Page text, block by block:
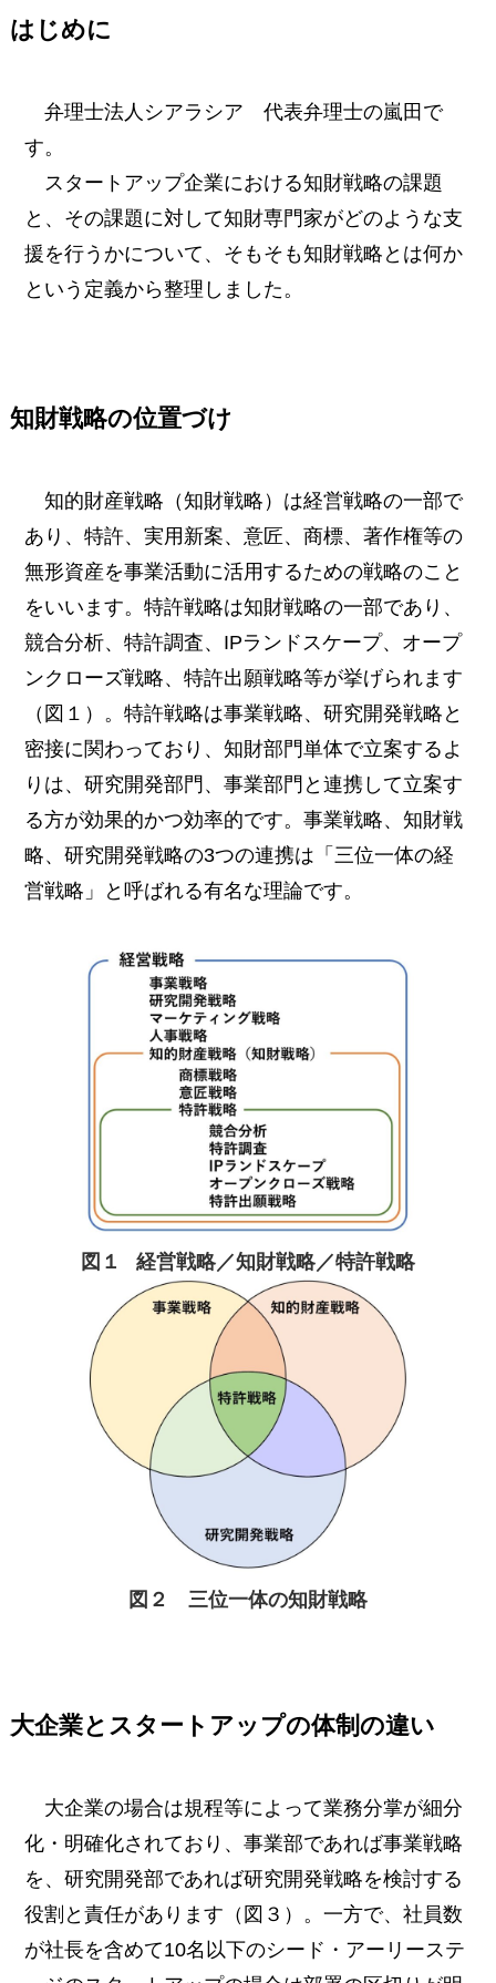
はじめに
弁理士法人シアラシア 代表弁理士の嵐田で
す。
スタートアップ企業における知財戦略の課題
と、その課題に対して知財専門家がどのような支
援を行うかについて、そもそも知財戦略とは何か
という定義から整理しました。
知財戦略の位置づけ
知的財産戦略（知財戦略）は経営戦略の一部で
あり、特許、実用新案、意匠、商標、著作権等の
無形資産を事業活動に活用するための戦略のこと
をいいます。特許戦略は知財戦略の一部であり、
競合分析、特許調査、IPランドスケープ、オープ
ンクローズ戦略、特許出願戦略等が挙げられます
（図１）。特許戦略は事業戦略、研究開発戦略と
密接に関わっており、知財部門単体で立案するよ
りは、研究開発部門、事業部門と連携して立案す
る方が効果的かつ効率的です。事業戦略、知財戦
略、研究開発戦略の3つの連携は「三位一体の経
営戦略」と呼ばれる有名な理論です。
図１ 経営戦略／知財戦略／特許戦略
図２ 三位一体の知財戦略
大企業とスタートアップの体制の違い
大企業の場合は規程等によって業務分掌が細分
化・明確化されており、事業部であれば事業戦略
を、研究開発部であれば研究開発戦略を検討する
役割と責任があります（図３）。一方で、社員数
が社長を含めて10名以下のシード・アーリーステ